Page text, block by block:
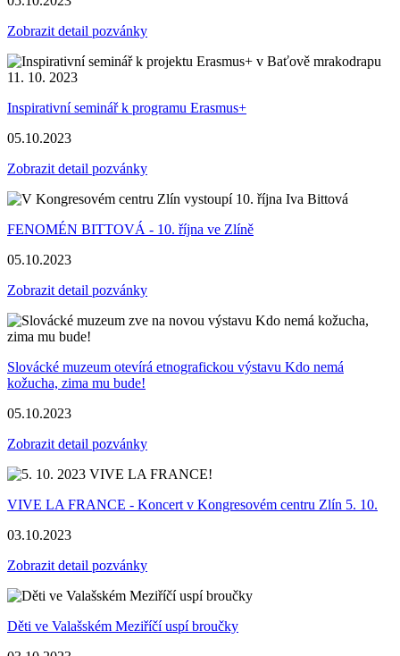
Zobrazit detail pozvánky
Inspirativní seminář k programu Erasmus+
05.10.2023
Zobrazit detail pozvánky
FENOMÉN BITTOVÁ - 10. října ve Zlíně
05.10.2023
Zobrazit detail pozvánky
Slovácké muzeum otevírá etnografickou výstavu Kdo nemá
kožucha, zima mu bude!
05.10.2023
Zobrazit detail pozvánky
VIVE LA FRANCE - Koncert v Kongresovém centru Zlín 5. 10.
03.10.2023
Zobrazit detail pozvánky
Děti ve Valašském Meziříčí uspí broučky